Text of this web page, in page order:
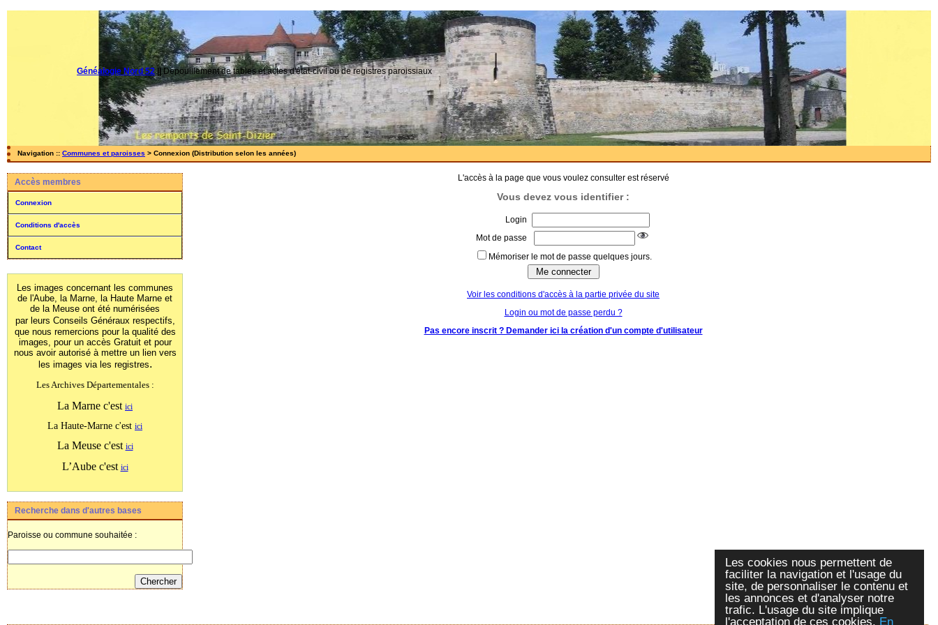
Les cookies nous permettent de
faciliter la navigation et l'usage du
site, de personnaliser le contenu et
les annonces et d'analyser notre
trafic. L'usage du site implique
l'acceptation de ces cookies. En
Généalogie Nord 52|| Dépouillement de tables et actes d'état-civil ou de registres paroissiaux
Navigation :: Communes et paroisses > Connexion (Distribution selon les années)
Accès membres
Connexion
Conditions d'accès
Contact
Les images concernant les communes
de l'Aube, la Marne, la Haute Marne et
de la Meuse ont été numérisées
par leurs Conseils Généraux respectifs,
que nous remercions pour la qualité des
images, pour un accès Gratuit et pour
nous avoir autorisé à mettre un lien vers
les images via les registres.
Les Archives Départementales :
La Marne c'est ici
La Haute-Marne c'est ici
La Meuse c'est ici
L’Aube c'est ici
Recherche dans d'autres bases
Paroisse ou commune souhaitée :
L'accès à la page que vous voulez consulter est réservé
Vous devez vous identifier :
Login
Mot de passe
Mémoriser le mot de passe quelques jours.
Voir les conditions d'accès à la partie privée du site
Login ou mot de passe perdu ?
Pas encore inscrit ? Demander ici la création d'un compte d'utilisateur